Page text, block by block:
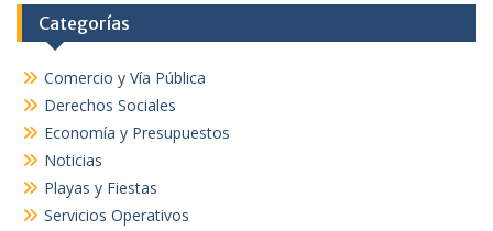
Categorías
Comercio y Vía Pública
Derechos Sociales
Economía y Presupuestos
Noticias
Playas y Fiestas
Servicios Operativos